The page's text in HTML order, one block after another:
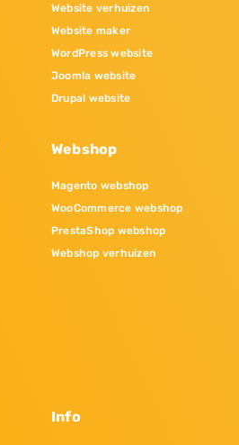
Website verhuizen
Website maker
WordPress website
Joomla website
Drupal website
Webshop
Magento webshop
WooCommerce webshop
PrestaShop webshop
Webshop verhuizen
Info